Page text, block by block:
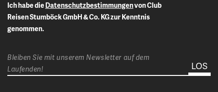
Ich habe dieDatenschutzbestimmungen
Reisen Stumböck GmbH & Co. KG zur Kenntnis
genommen.
Bleiben Sie mit unserem Newsletter auf dem
Laufenden!